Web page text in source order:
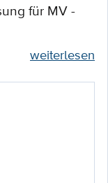
für MV -
weiterlesen